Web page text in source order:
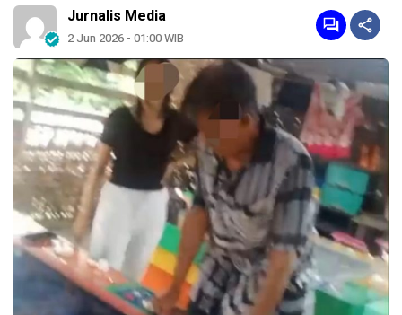
Jurnalis Media
2 Jun 2026 - 01:00 WIB